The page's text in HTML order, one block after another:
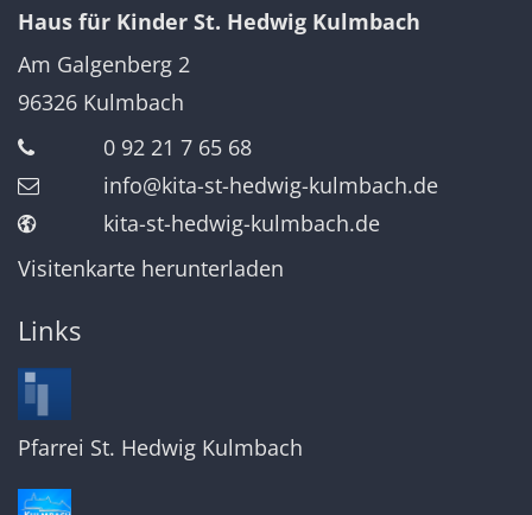
Haus für Kinder St. Hedwig Kulmbach
Am Galgenberg 2
96326 Kulmbach
0 92 21 7 65 68
info@kita-st-hedwig-kulmbach.de
kita-st-hedwig-kulmbach.de
Visitenkarte herunterladen
Links
Pfarrei St. Hedwig Kulmbach